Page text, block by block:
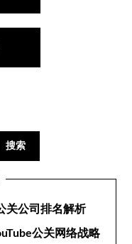
搜索
关公司排名解析
公关网络战略